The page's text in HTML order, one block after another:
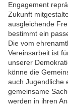
Engagement
Zukunft
ausgleichende
bestimmt ein
Die vom
Vereinsarbeit ist
unserer
könne die
auch Jugendliche
gemeinsame
werden in ihren